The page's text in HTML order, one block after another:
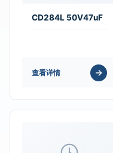
CD284L 50V47uF
查看详情